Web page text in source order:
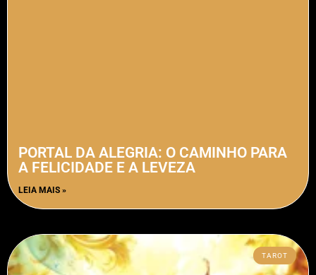
PORTAL DA ALEGRIA: O CAMINHO PARA
A FELICIDADE E A LEVEZA
LEIA MAIS »
TAROT